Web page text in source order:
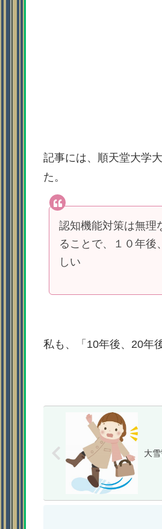
記事には、順天堂大学
た。
認知機能対策は無理
ることで、１０年後
しい
私も、「10年後、20年
大